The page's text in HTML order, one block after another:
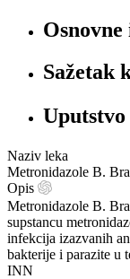
Sažetak
Naziv leka
Metronidazole B.
Opis
Metronidazole B.
supstancu
infekcija izazvanih
bakterije i parazite u
INN